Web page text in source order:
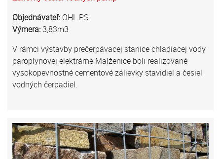
Objednávateľ: OHL PS
Výmera: 3,83m3
V rámci výstavby prečerpávacej stanice chladiacej vody
paroplynovej elektrárne Malženice boli realizované
vysokopevnostné cementové zálievky stavidiel a česiel
vodných čerpadiel.